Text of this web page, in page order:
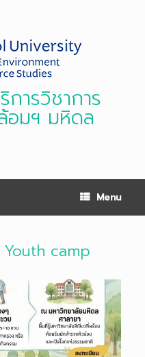
การวิชาการ
อมฯ มหิดล
Menu
Youth camp